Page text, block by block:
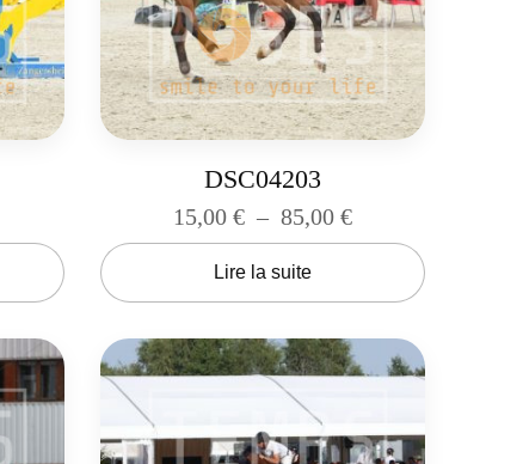
DSC04203
15,00 € – 85,00 €
Lire la suite